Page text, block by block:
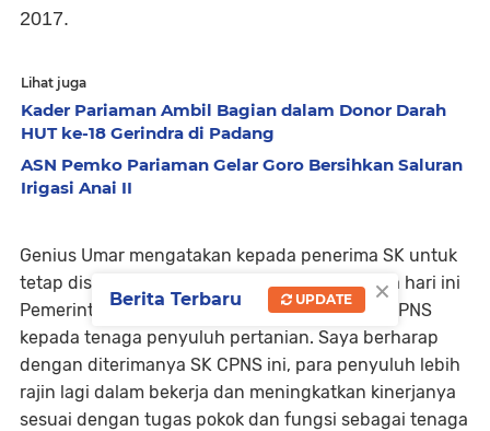
2017.
Lihat juga
Kader Pariaman Ambil Bagian dalam Donor Darah
HUT ke-18 Gerindra di Padang
ASN Pemko Pariaman Gelar Goro Bersihkan Saluran
Irigasi Anai II
Genius Umar mengatakan kepada penerima SK untuk
tetap disiplin dan meningkatkan kinerja. “Pada hari ini
Pemerintah Kota Pariaman menyerahkan SK CPNS
kepada tenaga penyuluh pertanian. Saya berharap
dengan diterimanya SK CPNS ini, para penyuluh lebih
rajin lagi dalam bekerja dan meningkatkan kinerjanya
sesuai dengan tugas pokok dan fungsi sebagai tenaga
×
Berita Terbaru UPDATE